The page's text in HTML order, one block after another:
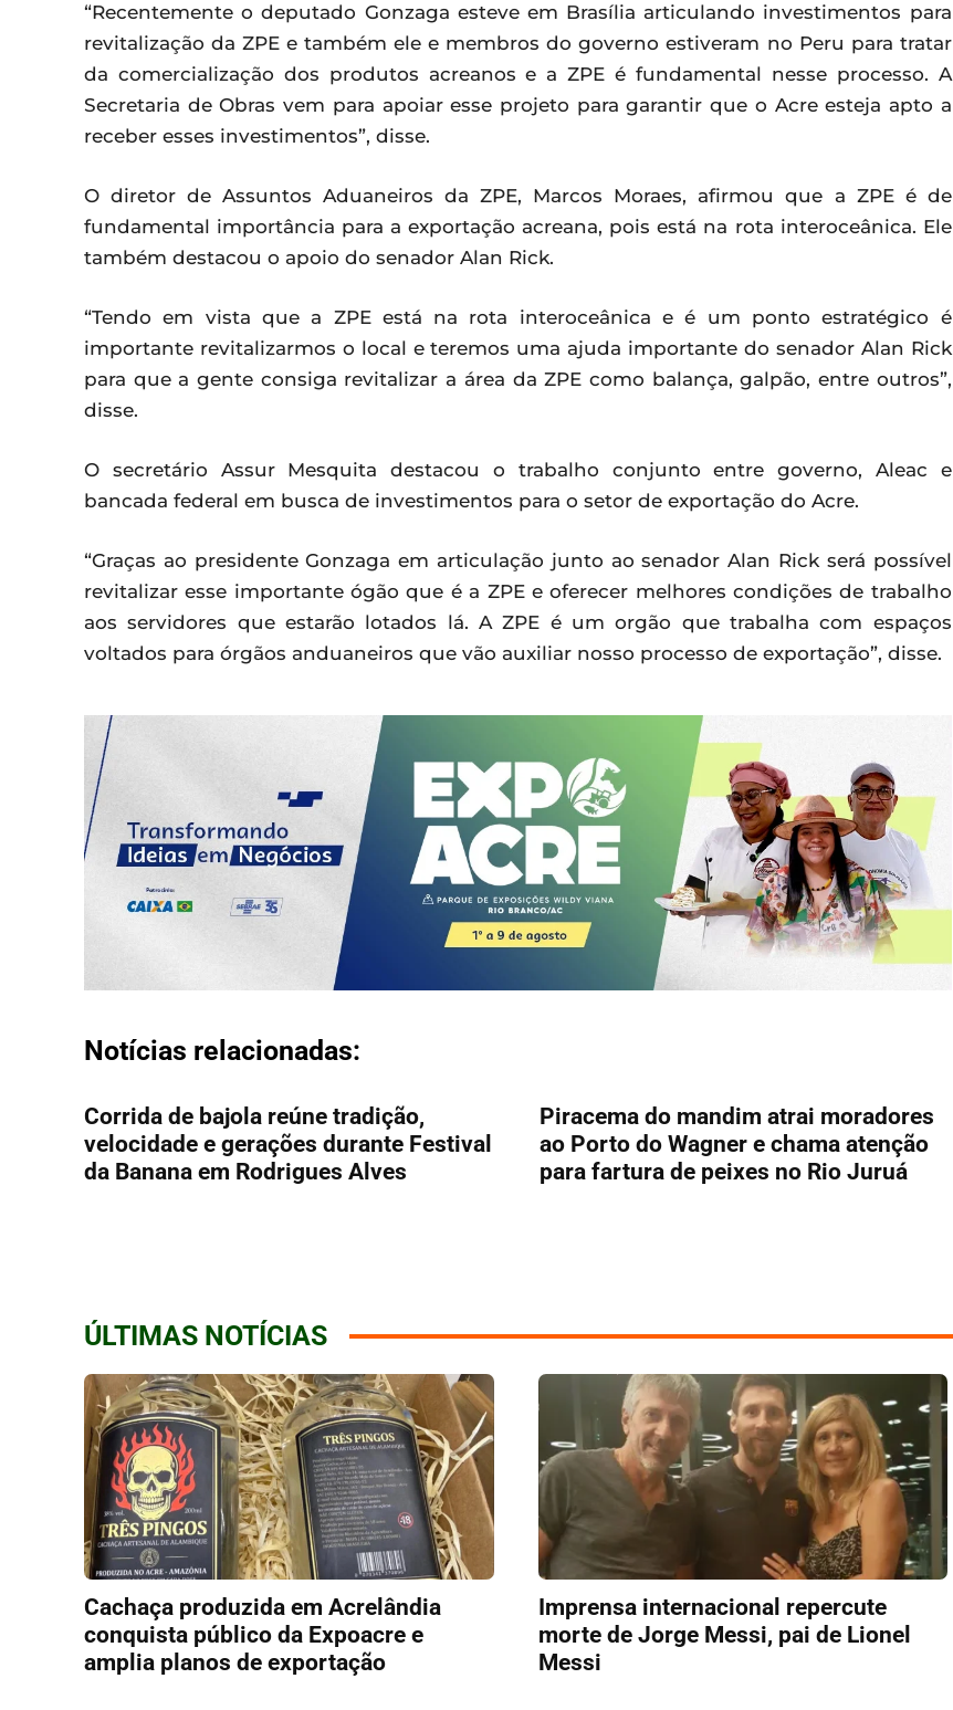
“Recentemente o deputado Gonzaga esteve em Brasília articulando investimentos para
revitalização da ZPE e também ele e membros do governo estiveram no Peru para tratar
da comercialização dos produtos acreanos e a ZPE é fundamental nesse processo. A
Secretaria de Obras vem para apoiar esse projeto para garantir que o Acre esteja apto a
receber esses investimentos”, disse.
O diretor de Assuntos Aduaneiros da ZPE, Marcos Moraes, afirmou que a ZPE é de
fundamental importância para a exportação acreana, pois está na rota interoceânica. Ele
também destacou o apoio do senador Alan Rick.
“Tendo em vista que a ZPE está na rota interoceânica e é um ponto estratégico é
importante revitalizarmos o local e teremos uma ajuda importante do senador Alan Rick
para que a gente consiga revitalizar a área da ZPE como balança, galpão, entre outros”,
disse.
O secretário Assur Mesquita destacou o trabalho conjunto entre governo, Aleac e
bancada federal em busca de investimentos para o setor de exportação do Acre.
“Graças ao presidente Gonzaga em articulação junto ao senador Alan Rick será possível
revitalizar esse importante ógão que é a ZPE e oferecer melhores condições de trabalho
aos servidores que estarão lotados lá. A ZPE é um orgão que trabalha com espaços
voltados para órgãos anduaneiros que vão auxiliar nosso processo de exportação”, disse.
Notícias relacionadas:
Corrida de bajola reúne tradição,
velocidade e gerações durante Festival
da Banana em Rodrigues Alves
Piracema do mandim atrai moradores
ao Porto do Wagner e chama atenção
para fartura de peixes no Rio Juruá
ÚLTIMAS NOTÍCIAS
Cachaça produzida em Acrelândia
conquista público da Expoacre e
amplia planos de exportação
Imprensa internacional repercute
morte de Jorge Messi, pai de Lionel
Messi